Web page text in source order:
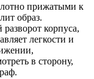
прижатыми к
образ.
корпуса,
легкости и
в сторону,